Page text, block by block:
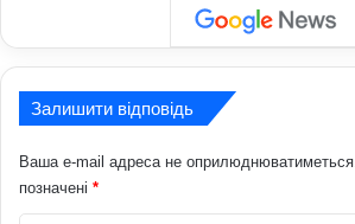
Залишити відповідь
Ваша e-mail адреса не оприлюднюватиметься.
позначені *